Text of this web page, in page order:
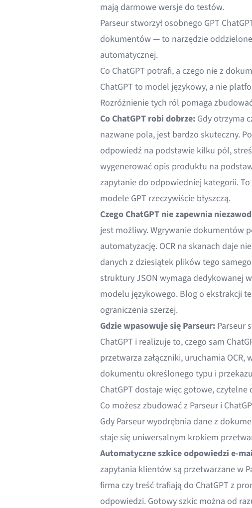
mają darmowe wersje do testów.
Parseur stworzył osobnego GPT
dokumentów — to narzędzie
automatycznej.
Co ChatGPT potrafi, a czego nie z
ChatGPT to model językowy, a nie
Rozróżnienie tych ról pomaga
Co ChatGPT robi dobrze:Gdy otrzyma
nazwane pola, jest bardzo skuteczny.
odpowiedź na podstawie kilku pól,
wygenerować opis produktu na
zapytanie do odpowiedniej kategorii.
modele GPT rzeczywiście błyszczą.
Czego ChatGPT nie zapewnia
jest możliwy. Wgrywanie dokumentów
automatyzację. OCR na skanach daje
danych z dziesiątek plików tego
struktury JSON wymaga dedykowanej
modelu językowego. Blog o ekstrakcji
ograniczenia szerzej.
Gdzie wpasowuje się Parseur:Parseur
ChatGPT i realizuje to, czego sam
przetwarza załączniki, uruchamia
dokumentu określonego typu i
ChatGPT dostaje więc gotowe, czytelne
Co możesz zbudować z Parseur i
Gdy Parseur wyodrębnia dane z
staje się uniwersalnym krokiem
Automatyczne szkice odpowiedzi e-
zapytania klientów są przetwarzane w
firma czy treść trafiają do ChatGPT z
odpowiedzi. Gotowy szkic można od